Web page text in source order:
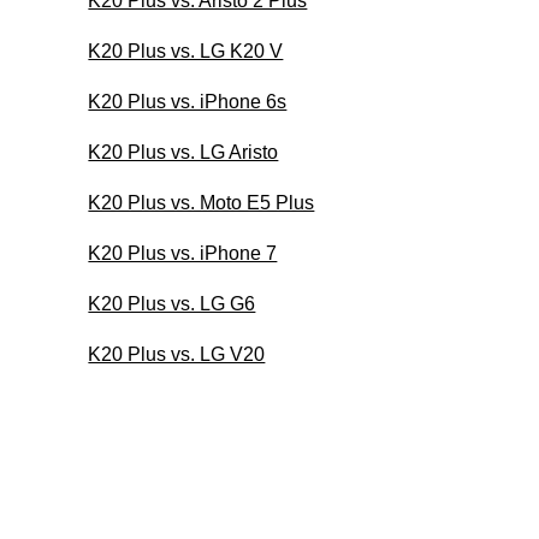
K20 Plus vs. LG K20 V
K20 Plus vs. iPhone 6s
K20 Plus vs. LG Aristo
K20 Plus vs. Moto E5 Plus
K20 Plus vs. iPhone 7
K20 Plus vs. LG G6
K20 Plus vs. LG V20